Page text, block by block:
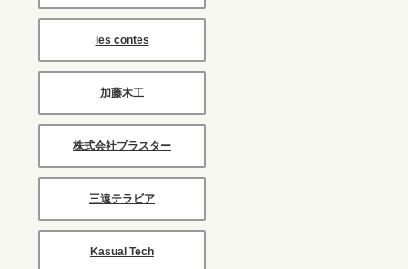
les contes
加藤木工
株式会社プラスター
三遠テラビア
Kasual Tech